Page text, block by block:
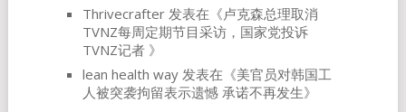
Thrivecrafter发表在《卢克森总理取消
TVNZ每周定期节目采访，国家党投诉
TVNZ记者 》
lean health way发表在《美官员对韩国工
人被突袭拘留表示遗憾 承诺不再发生》